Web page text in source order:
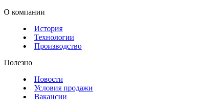
О компании
История
Технологии
Производство
Полезно
Новости
Условия продажи
Вакансии